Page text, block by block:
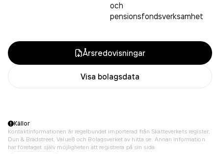
och
pensionsfondsverksamhet
Årsredovisningar
Visa bolagsdata
Källor
Kontaktinformationen är regelbundet importerad från Skatteverkets register,
Dun & Bradstreet, Value8 och Bolagsverket av hitta.se. Annan information
har företaget själv möjligheten att registrera på sin sida.